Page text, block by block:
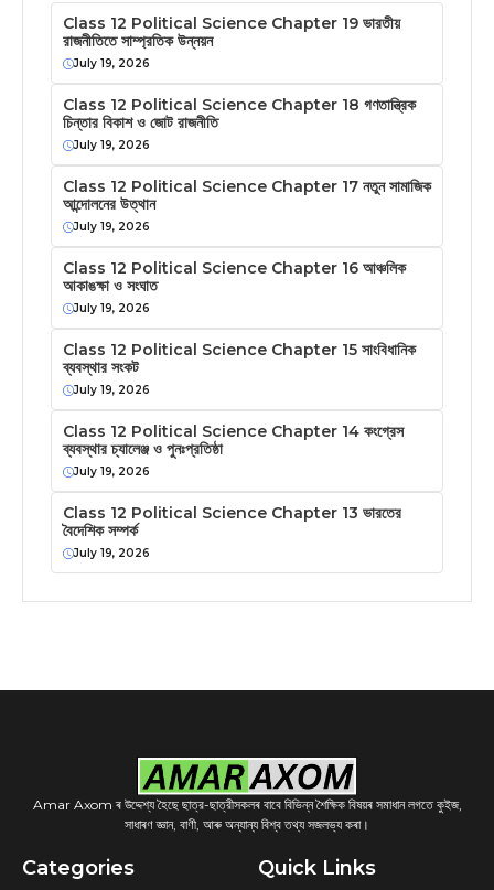
Class 12 Political Science Chapter 19 ভারতীয়
রাজনীতিতে সাম্প্রতিক উন্নয়ন
July 19, 2026
Class 12 Political Science Chapter 18 গণতান্ত্রিক
চিন্তার বিকাশ ও জোট রাজনীতি
July 19, 2026
Class 12 Political Science Chapter 17 নতুন সামাজিক
আন্দোলনের উত্থান
July 19, 2026
Class 12 Political Science Chapter 16 আঞ্চলিক
আকাঙক্ষা ও সংঘাত
July 19, 2026
Class 12 Political Science Chapter 15 সাংবিধানিক
ব্যবস্থার সংকট
July 19, 2026
Class 12 Political Science Chapter 14 কংগ্রেস
ব্যবস্থার চ্যালেঞ্জ ও পুনঃপ্রতিষ্ঠা
July 19, 2026
Class 12 Political Science Chapter 13 ভারতের
বৈদেশিক সম্পর্ক
July 19, 2026
Amar Axom ৰ উদ্দেশ্য হৈছে ছাত্র-ছাত্রীসকলৰ বাবে বিভিন্ন শৈক্ষিক বিষয়ৰ সমাধান লগতে কুইজ,
সাধাৰণ জ্ঞান, বাণী, আৰু অন্যান্য বিশ্ব তথ্য সজলভ্য কৰা।
Categories Quick Links